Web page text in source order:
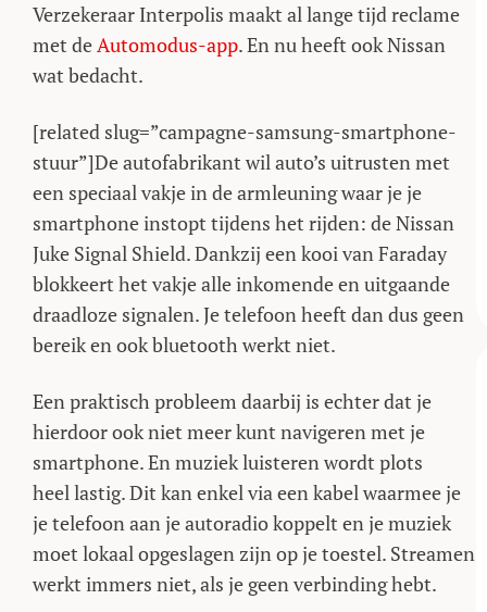
Verzekeraar Interpolis maakt al lange tijd reclame
met deAutomodus-app. En nu heeft ook Nissan
wat bedacht.
[related slug=”campagne-samsung-smartphone-
stuur”]De autofabrikant wil auto’s uitrusten met
een speciaal vakje in de armleuning waar je je
smartphone instopt tijdens het rijden: de Nissan
Juke Signal Shield. Dankzij een kooi van Faraday
blokkeert het vakje alle inkomende en uitgaande
draadloze signalen. Je telefoon heeft dan dus geen
bereik en ook bluetooth werkt niet.
Een praktisch probleem daarbij is echter dat je
hierdoor ook niet meer kunt navigeren met je
smartphone. En muziek luisteren wordt plots
heel lastig. Dit kan enkel via een kabel waarmee je
je telefoon aan je autoradio koppelt en je muziek
moet lokaal opgeslagen zijn op je toestel. Streamen
werkt immers niet, als je geen verbinding hebt.